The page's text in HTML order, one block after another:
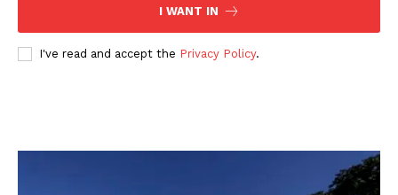
I WANT IN
I've read and accept the Privacy Policy.